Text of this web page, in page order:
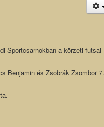
Sportcsarnokban a körzeti futsal
Benjamin és Zsobrák Zsombor 7.